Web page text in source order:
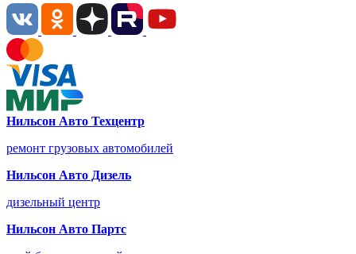
Нильсон Авто Техцентр
ремонт грузовых автомобилей
Нильсон Авто Дизель
дизельный центр
Нильсон Авто Партс